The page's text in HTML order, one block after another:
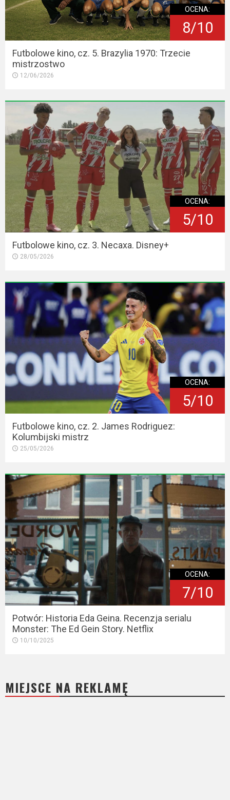
OCENA:
8/10
Futbolowe kino, cz. 5. Brazylia 1970: Trzecie
mistrzostwo
12/06/2026
OCENA:
5/10
Futbolowe kino, cz. 3. Necaxa. Disney+
28/05/2026
OCENA:
5/10
Futbolowe kino, cz. 2. James Rodriguez:
Kolumbijski mistrz
25/05/2026
OCENA:
7/10
Potwór: Historia Eda Geina. Recenzja serialu
Monster: The Ed Gein Story. Netflix
10/10/2025
MIEJSCE NA REKLAMĘ